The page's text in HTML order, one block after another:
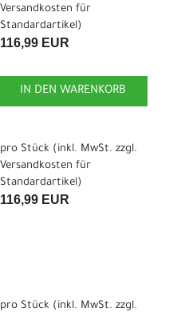
Versandkosten für
Standardartikel)
116,99 EUR
IN DEN WARENKORB
pro Stück (inkl. MwSt. zzgl.
Versandkosten für
Standardartikel)
116,99 EUR
pro Stück (inkl. MwSt. zzgl.